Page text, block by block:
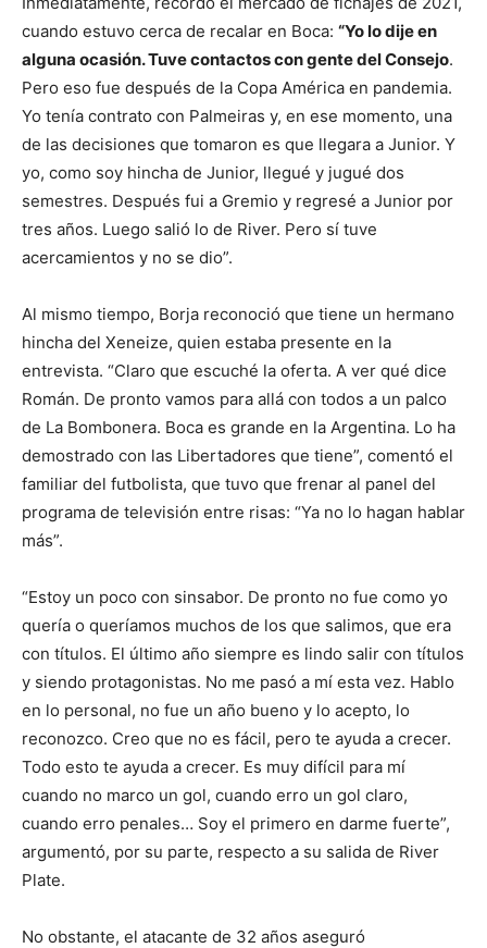
cuando estuvo cerca de recalar en Boca: “Yo lo dije en
alguna ocasión. Tuve contactos con gente del Consejo.
Pero eso fue después de la Copa América en pandemia.
Yo tenía contrato con Palmeiras y, en ese momento, una
de las decisiones que tomaron es que llegara a Junior. Y
yo, como soy hincha de Junior, llegué y jugué dos
semestres. Después fui a Gremio y regresé a Junior por
tres años. Luego salió lo de River. Pero sí tuve
acercamientos y no se dio”.
Al mismo tiempo, Borja reconoció que tiene un hermano
hincha del Xeneize, quien estaba presente en la
entrevista. “Claro que escuché la oferta. A ver qué dice
Román. De pronto vamos para allá con todos a un palco
de La Bombonera. Boca es grande en la Argentina. Lo ha
demostrado con las Libertadores que tiene”, comentó el
familiar del futbolista, que tuvo que frenar al panel del
programa de televisión entre risas: “Ya no lo hagan hablar
más”.
“Estoy un poco con sinsabor. De pronto no fue como yo
quería o queríamos muchos de los que salimos, que era
con títulos. El último año siempre es lindo salir con títulos
y siendo protagonistas. No me pasó a mí esta vez. Hablo
en lo personal, no fue un año bueno y lo acepto, lo
reconozco. Creo que no es fácil, pero te ayuda a crecer.
Todo esto te ayuda a crecer. Es muy difícil para mí
cuando no marco un gol, cuando erro un gol claro,
cuando erro penales… Soy el primero en darme fuerte”,
argumentó, por su parte, respecto a su salida de River
Plate.
No obstante, el atacante de 32 años aseguró